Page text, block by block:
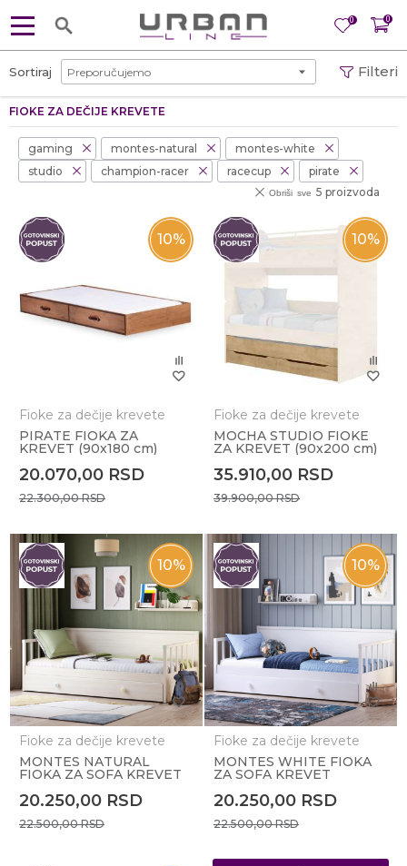
0
0
FIOKE ZA DEČIJE KREVETE
Sortiraj Filteri
gaming montes-natural
montes-white
studio
champion-racer racecup
pirate
5 proizvoda
Obriši sve
10%
Fioke za dečije krevete
PIRATE FIOKA ZA
KREVET (90x180 cm)
20.070,00 RSD
22.300,00RSD
10%
Fioke za dečije krevete
MOCHA STUDIO FIOKE
ZA KREVET (90x200 cm)
35.910,00 RSD
39.900,00RSD
10%
Fioke za dečije krevete
MONTES NATURAL
FIOKA ZA SOFA KREVET
20.250,00 RSD
22.500,00RSD
10%
Fioke za dečije krevete
MONTES WHITE FIOKA
ZA SOFA KREVET
20.250,00 RSD
22.500,00RSD